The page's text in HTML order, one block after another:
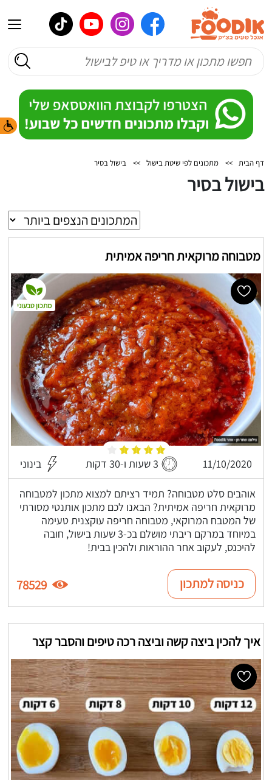
דף הבית >> מתכונים לפי שיטת בישול >> בישול בסיר
בישול בסיר
מטבוחה מרוקאית חריפה אמיתית
11/10/2020 3 שעות ו-30 דקות בינוני
אוהבים סלט מטבוחה? תמיד רציתם למצוא מתכון למטבוחה
מרוקאית חריפה אמיתית? הבאנו לכם מתכון אותנטי מסורתי
של המטבח המרוקאי, מטבוחה חריפה עוקצנית טעימה
במיוחד במרקם ריבתי מושלם בכ-3 שעות בישול, חובה
להיכנס, לעקוב אחר ההוראות ולהכין בבית!
מתכון טבעוני
כניסה למתכון 78529
איך להכין ביצה קשה וביצה רכה טיפים והסבר קצר